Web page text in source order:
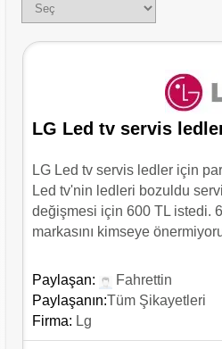
LG Led tv servis
LG Led tv servis ledler için
Led tv'nin ledleri bozuldu
değişmesi için 600 TL istedi.
markasını kimseye
Paylaşan:
Fahrettin
Paylaşanın:Tüm Şikayetleri
Firma: Lg